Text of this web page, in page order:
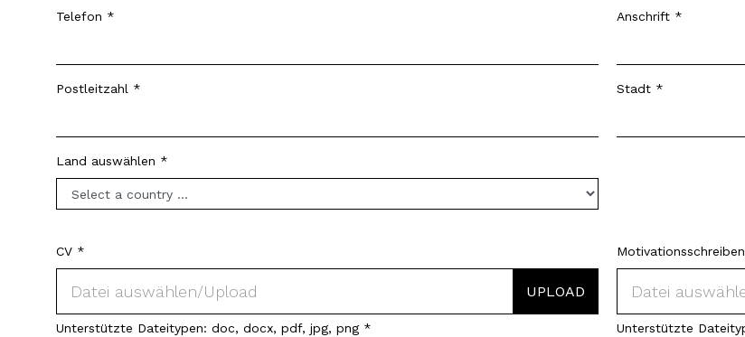
Telefon Anschrift
Postleitzahl Stadt
Land auswählen
CV *
Unterstützte Dateitypen: doc, docx, pdf, jpg, png *
Motivationsschreiben
Unterstützte